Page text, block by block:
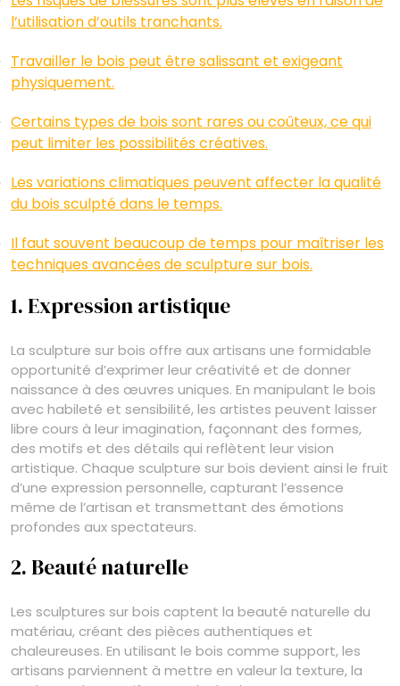
l’utilisation d’outils tranchants.
Travailler le bois peut être salissant et exigeant
physiquement.
Certains types de bois sont rares ou coûteux, ce qui
peut limiter les possibilités créatives.
Les variations climatiques peuvent affecter la qualité
du bois sculpté dans le temps.
Il faut souvent beaucoup de temps pour maîtriser les
techniques avancées de sculpture sur bois.
1. Expression artistique
La sculpture sur bois offre aux artisans une formidable
opportunité d’exprimer leur créativité et de donner
naissance à des œuvres uniques. En manipulant le bois
avec habileté et sensibilité, les artistes peuvent laisser
libre cours à leur imagination, façonnant des formes,
des motifs et des détails qui reflètent leur vision
artistique. Chaque sculpture sur bois devient ainsi le fruit
d’une expression personnelle, capturant l’essence
même de l’artisan et transmettant des émotions
profondes aux spectateurs.
2. Beauté naturelle
Les sculptures sur bois captent la beauté naturelle du
matériau, créant des pièces authentiques et
chaleureuses. En utilisant le bois comme support, les
artisans parviennent à mettre en valeur la texture, la